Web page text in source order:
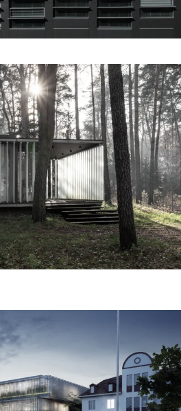
siedziba emerald development